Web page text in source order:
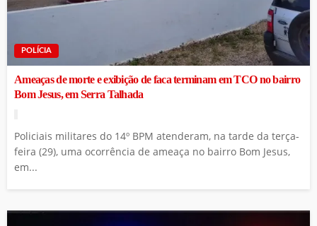
POLÍCIA
Ameaças de morte e exibição de faca terminam em TCO no bairro
Bom Jesus, em Serra Talhada
Policiais militares do 14º BPM atenderam, na tarde da terça-
feira (29), uma ocorrência de ameaça no bairro Bom Jesus,
em...